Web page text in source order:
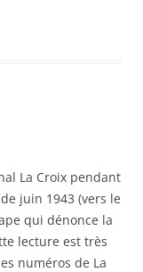
La Croix pendant
juin 1943 (vers le
qui dénonce la
lecture est très
numéros de La